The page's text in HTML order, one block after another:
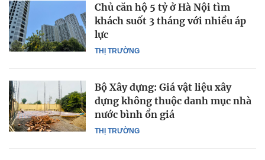
THỊ TRƯỜNG
Chủ căn hộ 5 tỷ ở Hà Nội tìm
khách suốt 3 tháng với nhiều áp
lực
THỊ TRƯỜNG
Bộ Xây dựng: Giá vật liệu xây
dựng không thuộc danh mục nhà
nước bình ổn giá